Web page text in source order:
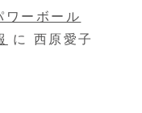
ワーボール
に 西原愛子